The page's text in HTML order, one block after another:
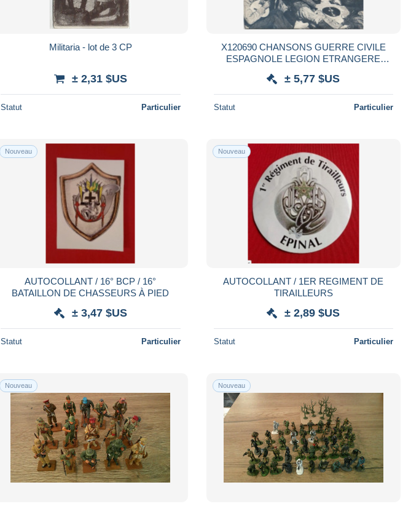
Militaria - lot de 3 CP
± 2,31 $US
Statut Particulier
X120690 CHANSONS GUERRE CIVILE
ESPAGNOLE LEGION ETRANGERE
FALANGE FALANGISTA SOY FRANCO
± 5,77 $US
Statut Particulier
Nouveau
AUTOCOLLANT / 16° BCP / 16°
BATAILLON DE CHASSEURS À PIED
± 3,47 $US
Statut Particulier
Nouveau
AUTOCOLLANT / 1ER REGIMENT DE
TIRAILLEURS
± 2,89 $US
Statut Particulier
Nouveau Nouveau